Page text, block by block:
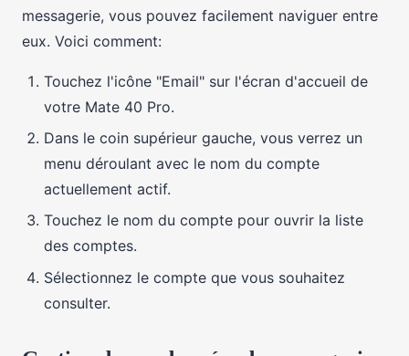
messagerie, vous pouvez facilement naviguer entre
eux. Voici comment:
Touchez l'icône "Email" sur l'écran d'accueil de
votre Mate 40 Pro.
Dans le coin supérieur gauche, vous verrez un
menu déroulant avec le nom du compte
actuellement actif.
Touchez le nom du compte pour ouvrir la liste
des comptes.
Sélectionnez le compte que vous souhaitez
consulter.